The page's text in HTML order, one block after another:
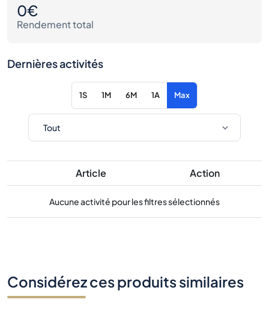
0€
Rendement total
Dernières activités
1S 1M 6M 1A Max
Article Action
Aucune activité pour les filtres sélectionnés
Considérez ces produits similaires